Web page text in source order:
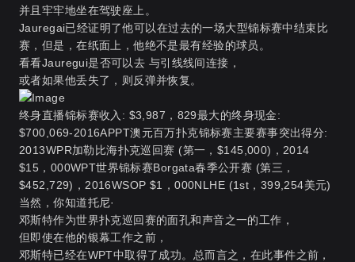
并且牢牢地坐在驾驶座上。
Jauregai已经证明了他可以在过去的一场大型锦标赛中结束比
赛，但是，在纸面上，他绝不是最有经验的球员。
看看Jauregui是否可以去 与引线线间连接，
或者如果他丢失了，则反弹并恢复。
终身直播锦标赛收入: $3,987，829最大的终身现金:
$700,069-2016APPT澳元百万扑克锦标赛主要赛事突出得分:
2013WPR加勒比海扑克巡回赛 (第一，$145,000)，2014
$15，000WPT世界锦标赛Borgata春季公开赛 (第三，
$452,729)，2016WSOP $1，000NLHE (1st，399,254美元)
当然，你知道托尼·
邓斯特作为世界扑克巡回赛的面孔和声音之一的工作，
但即使在他的银幕工作之前，
邓斯特已经在WPT中取得了成功。总而言之，在此事件之前，